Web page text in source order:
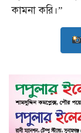
কামনা করি।”